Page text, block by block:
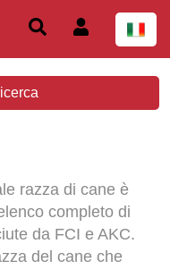
razza di cane è
completo di
da FCI e AKC.
del cane che